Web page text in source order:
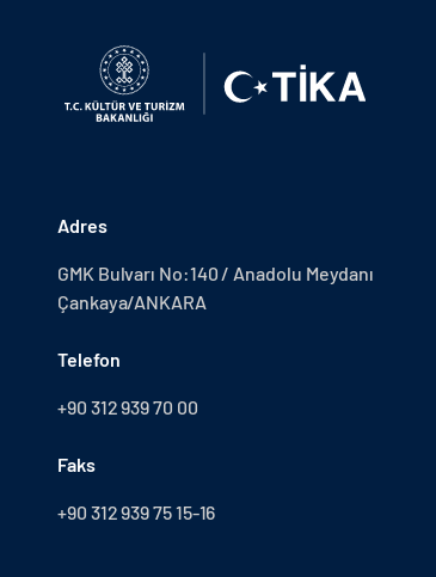
Adres
GMK Bulvarı No:140 / Anadolu Meydanı
Çankaya/ANKARA
Telefon
+90 312 939 70 00
Faks
+90 312 939 75 15-16